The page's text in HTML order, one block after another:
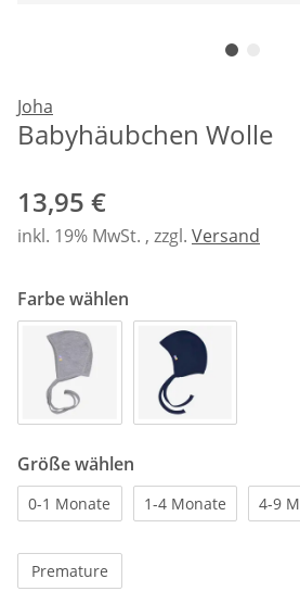
Joha
Babyhäubchen Wolle
13,95 €
inkl. 19% MwSt. , zzgl. Versand
Farbe wählen
Größe wählen
0-1 Monate 1-4 Monate 4-9
Premature